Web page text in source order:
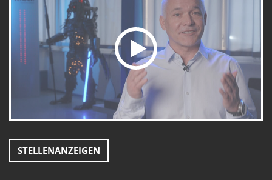
STELLENANZEIGEN